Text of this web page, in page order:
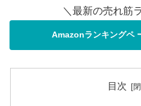
＼最新の売れ筋
Amazonランキングペ
目次